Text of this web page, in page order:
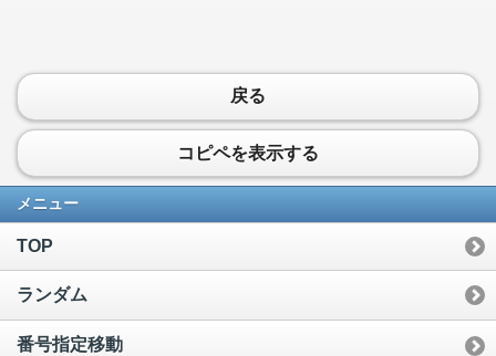
戻る
コピペを表示する
メニュー
TOP
ランダム
番号指定移動